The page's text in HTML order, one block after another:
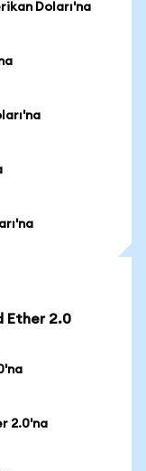
Doları'na
Ether 2.0
2.0'na